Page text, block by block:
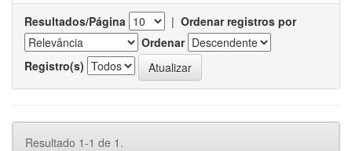
Resultados/Página | Ordenar registros por
Ordenar
Registro(s)
Resultado 1-1 de 1.